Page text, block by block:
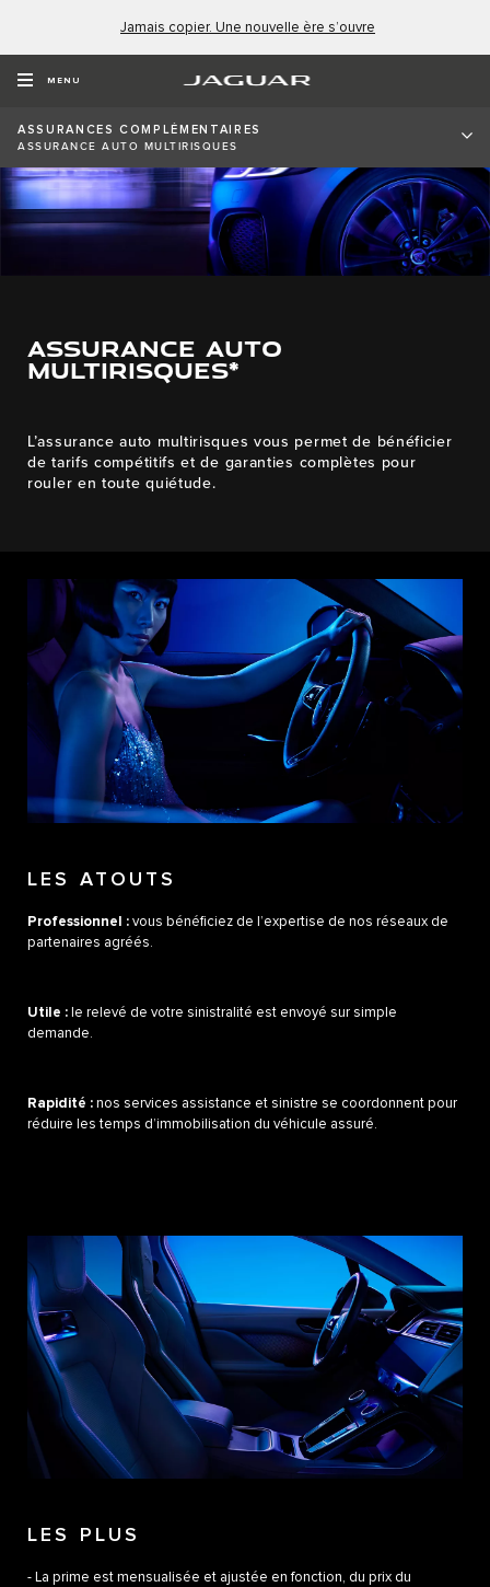
Jamais copier. Une nouvelle ère s’ouvre
MENU
ASSURANCES COMPLÉMENTAIRES
ASSURANCE AUTO MULTIRISQUES
ASSURANCE AUTO
MULTIRISQUES*
L’assurance auto multirisques vous permet de bénéficier
de tarifs compétitifs et de garanties complètes pour
rouler en toute quiétude.
LES ATOUTS
Professionnel : vous bénéficiez de l’expertise de nos réseaux de
partenaires agréés.​
Utile : le relevé de votre sinistralité est envoyé sur simple
demande.​
Rapidité : nos services assistance et sinistre se coordonnent pour
réduire les temps d’immobilisation du véhicule assuré.
LES PLUS
- La prime est mensualisée et ajustée en fonction, du prix du